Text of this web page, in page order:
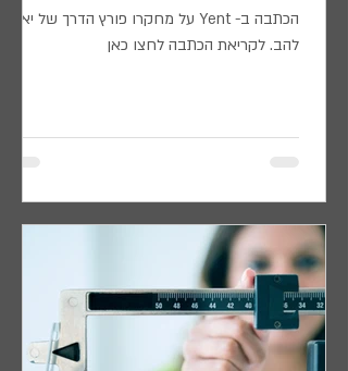
הכתבה ב- Yent על מחקרו פורץ הדרך של יאיר
להב. לקריאת הכתבה לחצו כאן